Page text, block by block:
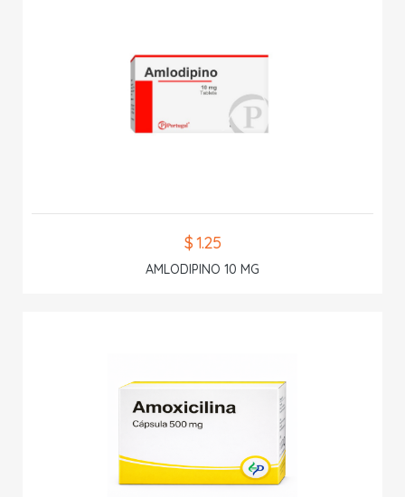
$ 1.25
AMLODIPINO 10 MG